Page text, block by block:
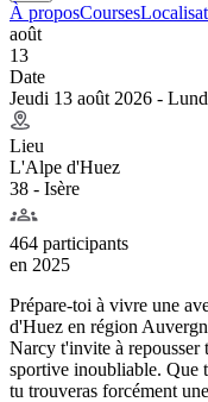
À proposCourses
août
13
Date
Jeudi 13 août 2026 -
Lieu
L'Alpe d'Huez
38 - Isère
464 participants
en 2025
Prépare-toi à vivre une
d'Huez en région
Narcy t'invite à repousser
sportive inoubliable. Que
tu trouveras forcément